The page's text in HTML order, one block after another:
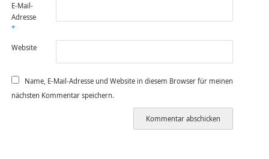
E-Mail-
Adresse
*
Website
Name, E-Mail-Adresse und Website in diesem Browser für meinen
nächsten Kommentar speichern.